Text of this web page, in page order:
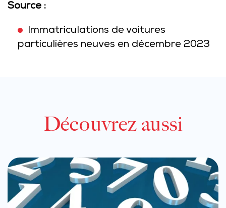
Source :
Immatriculations de voitures
particulières neuves en décembre 2023
Découvrez aussi